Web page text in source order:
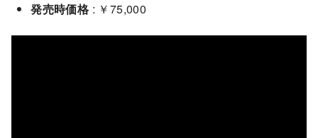
発売時価格 : ￥75,000